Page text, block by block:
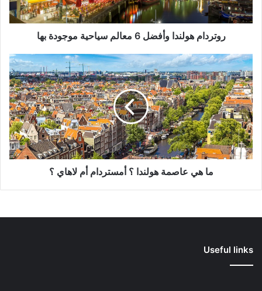
بها
روتردام هولندا وأفضل 6 معالم سياحية موجودة بها
ما
هي
عاصمة
هولندا
؟
أمستردام
أم
لاهاي
؟
ما هي عاصمة هولندا ؟ أمستردام أم لاهاي ؟
Useful links